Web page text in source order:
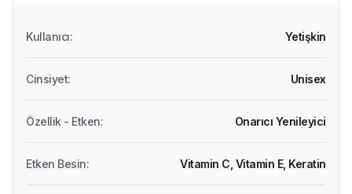
Kullanıcı: Yetişkin
Cinsiyet: Unisex
Özellik - Etken: Onarıcı Yenileyici
Etken Besin: Vitamin C, Vitamin E, Keratin